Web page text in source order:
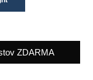
ZDARMA